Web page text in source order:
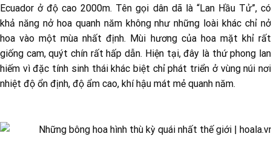
Ecuador ở độ cao 2000m. Tên gọi dân dã là “Lan Hầu Tử”, có
khả năng nở hoa quanh năm không như những loài khác chỉ nở
hoa vào một mùa nhất định. Mùi hương của hoa mặt khỉ rất
giống cam, quýt chín rất hấp dẫn. Hiện tại, đây là thứ phong lan
hiếm vì đặc tính sinh thái khác biệt chỉ phát triển ở vùng núi nơi
nhiệt độ ổn định, độ ẩm cao, khí hậu mát mẻ quanh năm.